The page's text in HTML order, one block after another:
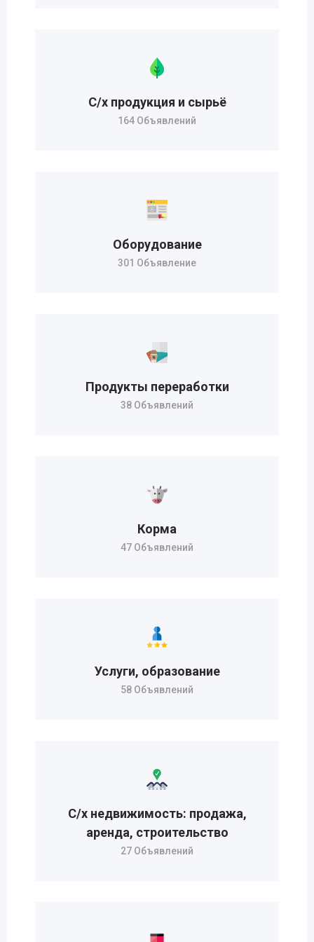
С/х продукция и сырьё
164 Объявлений
Оборудование
301 Объявление
Продукты переработки
38 Объявлений
Корма
47 Объявлений
Услуги, образование
58 Объявлений
С/х недвижимость: продажа,
аренда, строительство
27 Объявлений